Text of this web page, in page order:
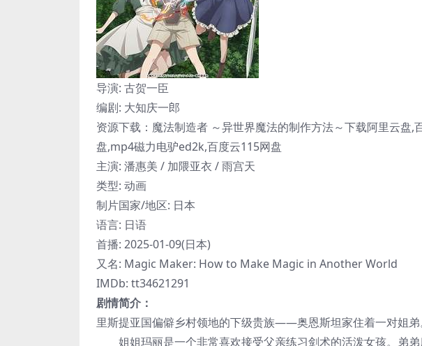
导演: 古贺一臣
编剧: 大知庆一郎
资源下载：魔法制造者 ～异世界魔法的制作方法～下载阿里云盘,
盘,mp4磁力电驴ed2k,百度云115网盘
主演: 潘惠美 / 加隈亚衣 / 雨宫天
类型: 动画
制片国家/地区: 日本
语言: 日语
首播: 2025-01-09(日本)
又名: Magic Maker: How to Make Magic in Another World
IMDb: tt34621291
剧情简介：
里斯提亚国偏僻乡村领地的下级贵族——奥恩斯坦家住着一对姐弟
姐姐玛丽是一个非常喜欢接受父亲练习剑术的活泼女孩。弟弟